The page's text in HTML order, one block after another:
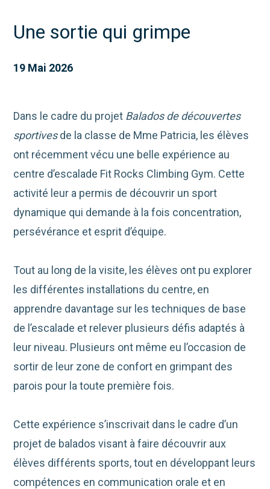
Une sortie qui grimpe
19 Mai 2026
Dans le cadre du projet Balados de découvertes
sportivesde la classe de Mme Patricia, les élèves
ont récemment vécu une belle expérience au
centre d’escalade Fit Rocks Climbing Gym. Cette
activité leur a permis de découvrir un sport
dynamique qui demande à la fois concentration,
persévérance et esprit d’équipe.
Tout au long de la visite, les élèves ont pu explorer
les différentes installations du centre, en
apprendre davantage sur les techniques de base
de l’escalade et relever plusieurs défis adaptés à
leur niveau. Plusieurs ont même eu l’occasion de
sortir de leur zone de confort en grimpant des
parois pour la toute première fois.
Cette expérience s’inscrivait dans le cadre d’un
projet de balados visant à faire découvrir aux
élèves différents sports, tout en développant leurs
compétences en communication orale et en